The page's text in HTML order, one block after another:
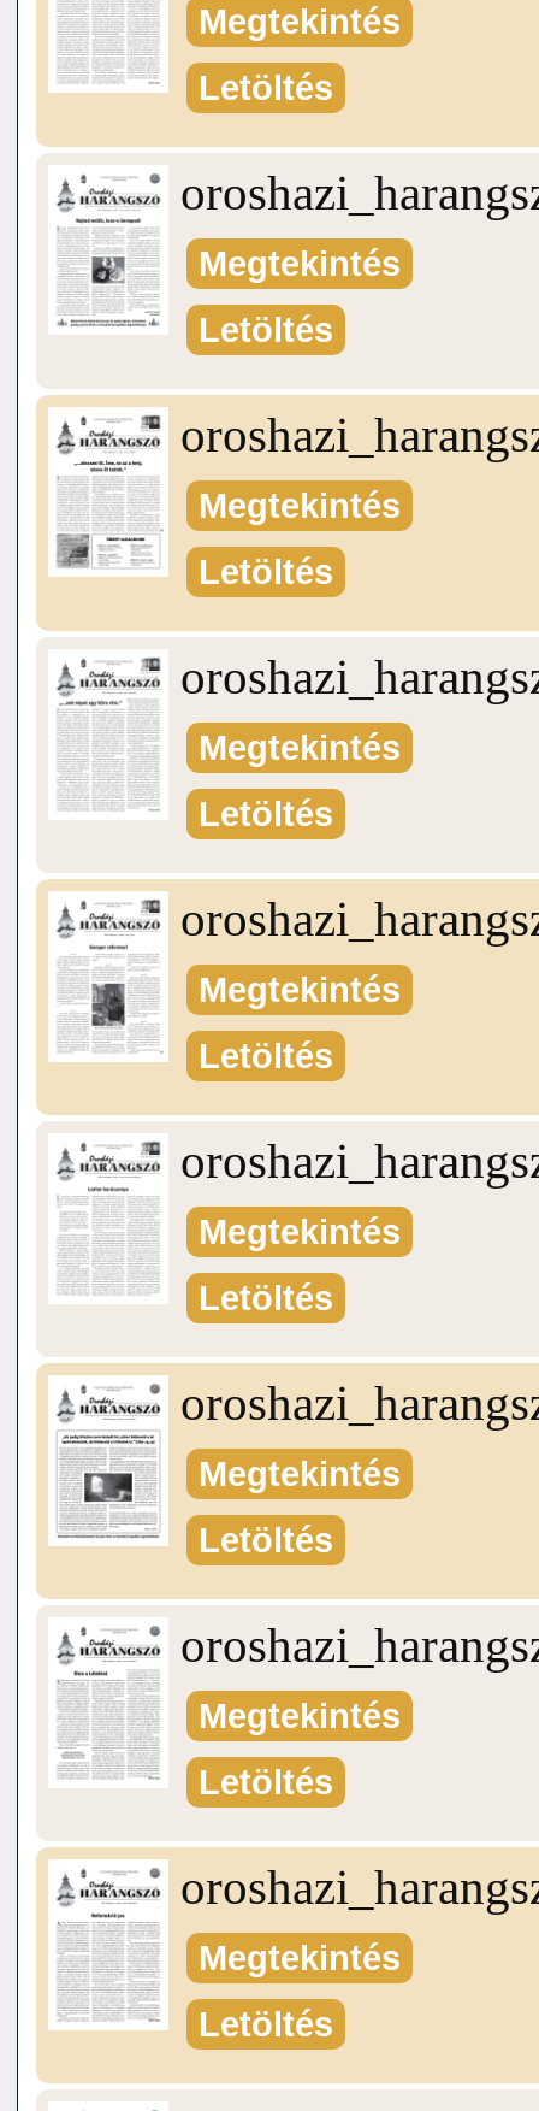
Megtekintés
Letöltés
Megtekintés
Letöltés
Megtekintés
Letöltés
Megtekintés
Letöltés
Megtekintés
Letöltés
Megtekintés
Letöltés
Megtekintés
Letöltés
Megtekintés
Letöltés
Megtekintés
Letöltés